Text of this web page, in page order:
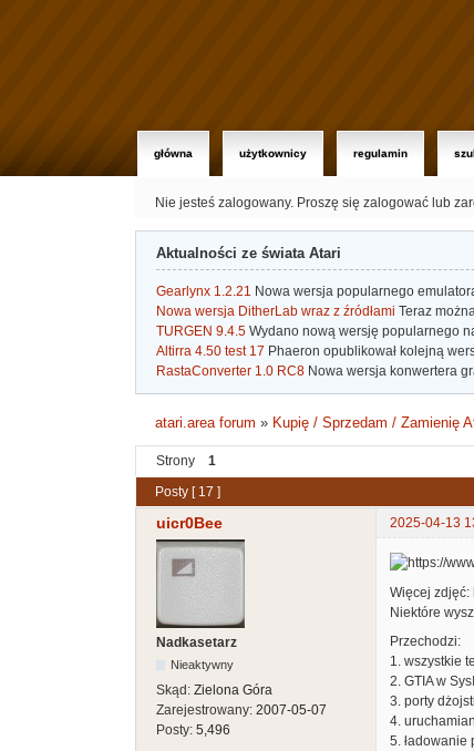
główna użytkownicy regulamin
Nie jesteś zalogowany. Proszę się zalogować lub
Aktualności ze świata Atari
Gearlynx 1.2.21 Nowa wersja popularnego
Nowa wersja DitherLab wraz z źródłami Teraz
TURGEN 9.4.5 Wydano nową wersję popularnego
Altirra 4.50 test 17 Phaeron opublikował kolejną
RastaConverter 1.0 RC8 Nowa wersja konwertera
atari.area forum » Kupię / Sprzedam / Zamienię
Strony
1
Posty [ 17 ]
uicr0Bee 2025-04-13
Nadkasetarz
Nieaktywny
Skąd: Zielona Góra
Zarejestrowany: 2007-05-07
Posty: 5,496
Więcej zdjęć:
Niektóre
Przechodzi:
1. wszystkie
2. GTIA w
3. porty
4.
5. ładowanie